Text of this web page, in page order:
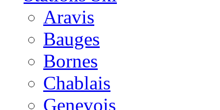
Aravis
Bauges
Bornes
Chablais
Genevois